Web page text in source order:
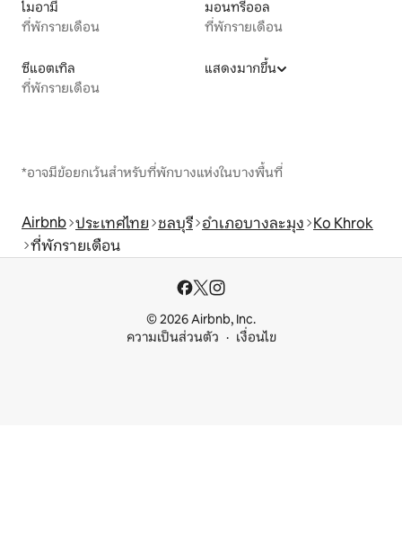
ไมอามี
ที่พักรายเดือน
มอนทรีออล
ที่พักรายเดือน
ซีแอตเทิล
ที่พักรายเดือน
แสดงมากขึ้น
*อาจมีข้อยกเว้นสำหรับที่พักบางแห่งในบางพื้นที่
Airbnb ประเทศไทย ชลบุรี อำเภอบางละมุง Ko Khrok
ที่พักรายเดือน
© 2026 Airbnb, Inc.
ความเป็นส่วนตัว
เงื่อนไข